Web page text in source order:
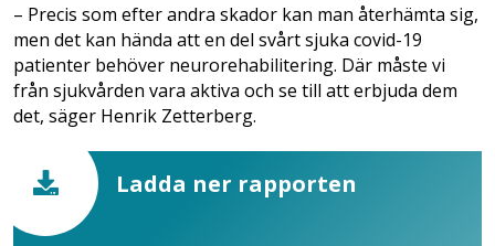
– Precis som efter andra skador kan man återhämta sig,
men det kan hända att en del svårt sjuka covid-19
patienter behöver neurorehabilitering. Där måste vi
från sjukvården vara aktiva och se till att erbjuda dem
det, säger Henrik Zetterberg.
Ladda ner rapporten